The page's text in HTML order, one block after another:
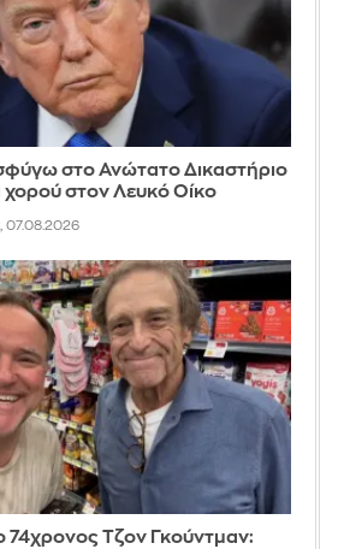
στο Ανώτατο Δικαστήριο
χορού στον Λευκό Οίκο
07.08.2026
74χρονος Τζον Γκούντμαν: